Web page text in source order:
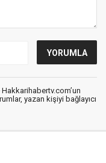
yazan kişiyi bağlayıcı